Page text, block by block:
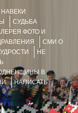
СУДЬБА
ФОТО И
СМИ О
НЕ
В
НАПИСАТЬ